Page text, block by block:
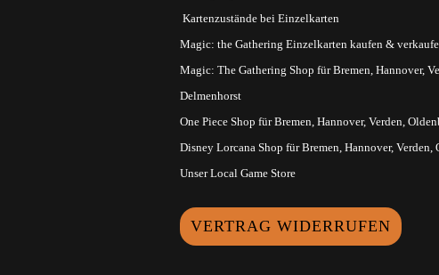
Kartenzustände bei Einzelkarten
Magic: the Gathering Einzelkarten kaufen &
Magic: The Gathering Shop für Bremen, Hannover,
Delmenhorst
One Piece Shop für Bremen, Hannover, Verden,
Disney Lorcana Shop für Bremen, Hannover,
Unser Local Game Store
VERTRAG WIDERRUFEN